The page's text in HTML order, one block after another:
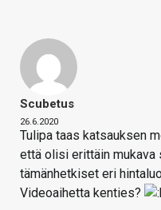
Scubetus
26.6.2020
Tulipa taas katsauksen
että olisi erittäin
tämänhetkiset eri
Videoaihetta kenties?